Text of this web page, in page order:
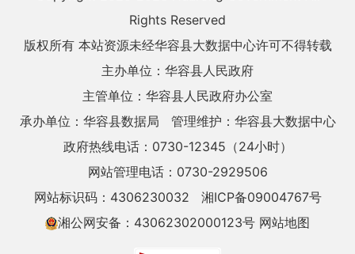
Rights Reserved
版权所有 本站资源未经华容县大数据中心许可不得转载
主办单位：华容县人民政府
主管单位：华容县人民政府办公室
承办单位：华容县数据局
管理维护：华容县大数据中心
政府热线电话：0730-12345（24小时）
网站管理电话：0730-2929506
网站标识码：4306230032
湘ICP备09004767号
湘公网安备：43062302000123号 网站地图